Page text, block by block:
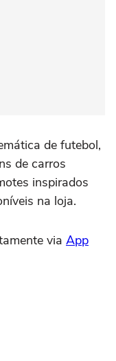
de futebol,
de carros
inspirados
na loja.
via App